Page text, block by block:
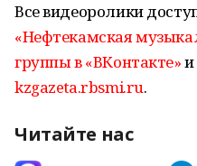
Все видеоролики
«Нефтекамская
группы в «ВКонтакте»и
kzgazeta.rbsmi.ru.
Читайте нас